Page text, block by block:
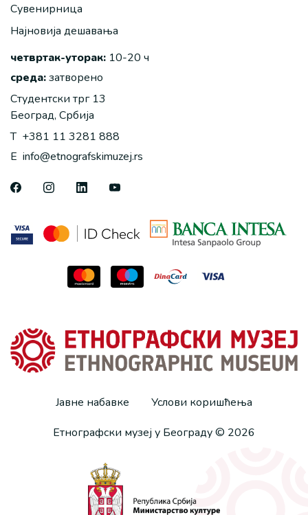
Сувенирница
Најновија дешавања
четвртак-уторак: 10-20 ч
среда:затворено
Студентски трг 13
Београд, Србија
T +381 11 3281 888
E info@etnografskimuzej.rs
Јавне набавке
Услови коришћења
Етнографски музеј у Београду © 2026